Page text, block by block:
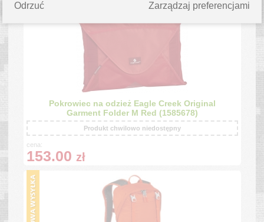
Pokrowiec na odzież Eagle Creek Original
Garment Folder M Red (1585678)
Produkt chwilowo niedostępny
cena:
153.00 zł
Zarządzaj preferencjami
Odrzuć